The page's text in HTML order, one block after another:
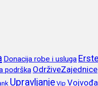
Donacija robe i usluga
podrška OdrživeZajednice
Upravljanje Vip